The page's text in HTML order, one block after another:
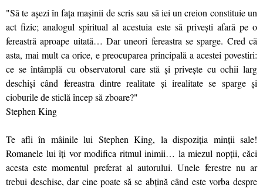
"Să te aşezi în faţa maşinii de scris sau să iei un creion constituie un
act fizic; analogul spiritual al acestuia este să priveşti afară pe o
fereastră aproape uitată… Dar uneori fereastra se sparge. Cred că
asta, mai mult ca orice, e preocuparea principală a acestei povestiri:
ce se întâmplă cu observatorul care stă şi priveşte cu ochii larg
deschişi când fereastra dintre realitate şi irealitate se sparge şi
cioburile de sticlă încep să zboare?"
Stephen King
Te afli în mâinile lui Stephen King, la dispoziţia minţii sale!
Romanele lui îţi vor modifica ritmul inimii… la miezul nopţii, căci
acesta este momentul preferat al autorului. Unele ferestre nu ar
trebui deschise, dar cine poate să se abţină când este vorba despre